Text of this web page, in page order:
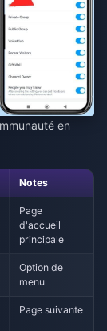
en
Notes
Page
d'accueil
principale
Option de
menu
Page suivante